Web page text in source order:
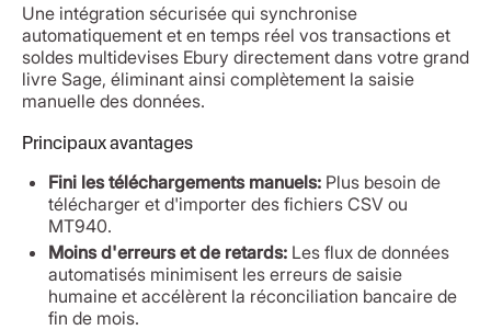
Une intégration sécurisée qui synchronise
automatiquement et en temps réel vos transactions et
soldes multidevises Ebury directement dans votre grand
livre Sage, éliminant ainsi complètement la saisie
manuelle des données.
Principaux avantages
Fini les téléchargements manuels: Plus besoin de
télécharger et d'importer des fichiers CSV ou
MT940.
Moins d'erreurs et de retards: Les flux de données
automatisés minimisent les erreurs de saisie
humaine et accélèrent la réconciliation bancaire de
fin de mois.